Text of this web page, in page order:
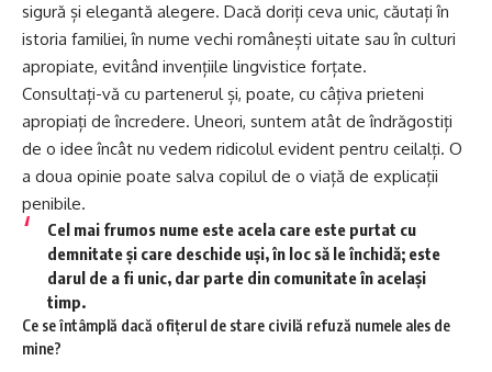
sigură și elegantă alegere. Dacă doriți ceva unic, căutați în
istoria familiei, în nume vechi românești uitate sau în culturi
apropiate, evitând invențiile lingvistice forțate.
Consultați-vă cu partenerul și, poate, cu câțiva prieteni
apropiați de încredere. Uneori, suntem atât de îndrăgostiți
de o idee încât nu vedem ridicolul evident pentru ceilalți. O
a doua opinie poate salva copilul de o viață de explicații
penibile.
Cel mai frumos nume este acela care este purtat cu
demnitate și care deschide uși, în loc să le închidă; este
darul de a fi unic, dar parte din comunitate în același
timp.
Ce se întâmplă dacă ofițerul de stare civilă refuză numele ales de
mine?